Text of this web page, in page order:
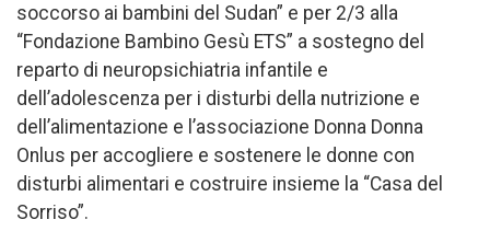
soccorso ai bambini del Sudan” e per 2/3 alla
“Fondazione Bambino Gesù ETS” a sostegno del
reparto di neuropsichiatria infantile e
dell’adolescenza per i disturbi della nutrizione e
dell’alimentazione e l’associazione Donna Donna
Onlus per accogliere e sostenere le donne con
disturbi alimentari e costruire insieme la “Casa del
Sorriso”.